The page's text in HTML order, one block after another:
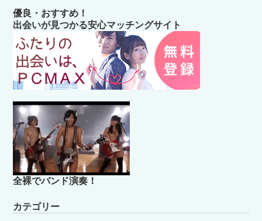
優良・おすすめ！
出会いが見つかる安心マッチングサイト
全裸でバンド演奏！
カテゴリー